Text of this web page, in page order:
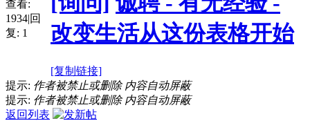
查看:
1934|回
复: 1
改变生活从这份表格开始
[复制链接]
提示: 作者被禁止或删除 内容自动屏蔽
提示: 作者被禁止或删除 内容自动屏蔽
返回列表